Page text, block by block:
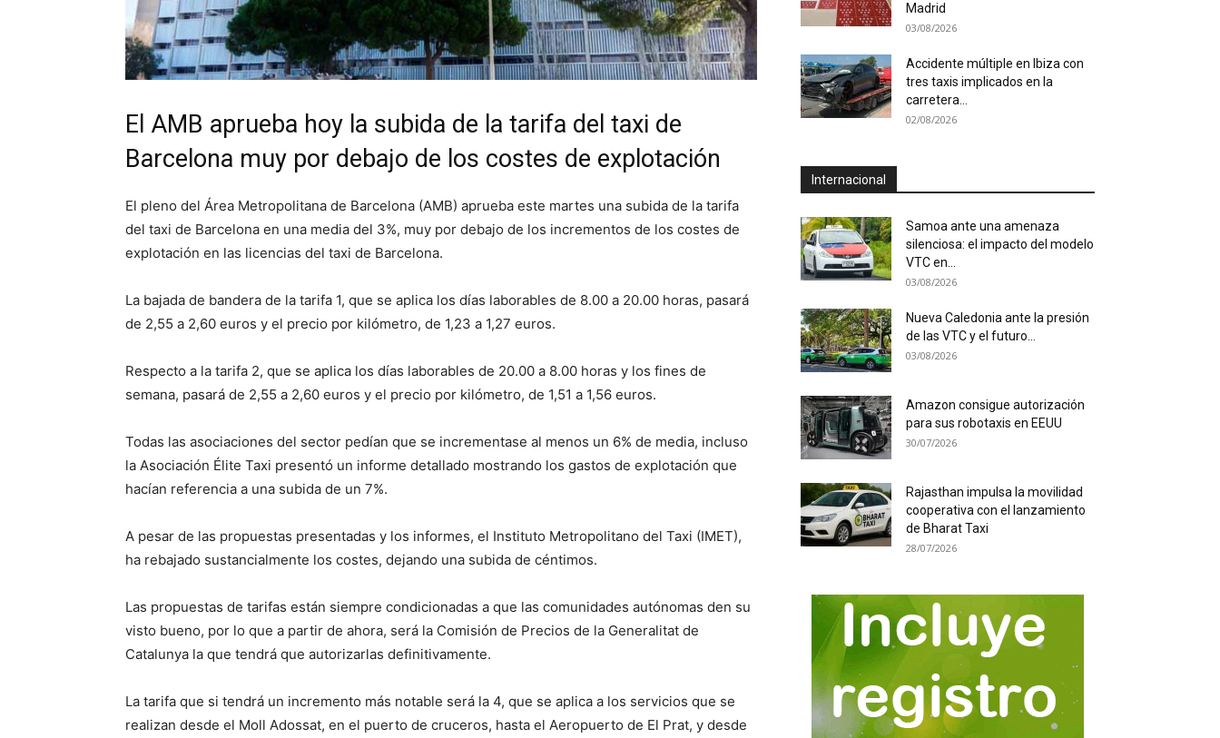
El AMB aprueba hoy la subida de la tarifa del taxi de
Barcelona muy por debajo de los costes de explotación
El pleno del Área Metropolitana de Barcelona (AMB) aprueba este martes una subida de la tarifa
del taxi de Barcelona en una media del 3%, muy por debajo de los incrementos de los costes de
explotación en las licencias del taxi de Barcelona.
La bajada de bandera de la tarifa 1, que se aplica los días laborables de 8.00 a 20.00 horas, pasará
de 2,55 a 2,60 euros y el precio por kilómetro, de 1,23 a 1,27 euros.
Respecto a la tarifa 2, que se aplica los días laborables de 20.00 a 8.00 horas y los fines de
semana, pasará de 2,55 a 2,60 euros y el precio por kilómetro, de 1,51 a 1,56 euros.
Todas las asociaciones del sector pedían que se incrementase al menos un 6% de media, incluso
la Asociación Élite Taxi presentó un informe detallado mostrando los gastos de explotación que
hacían referencia a una subida de un 7%.
A pesar de las propuestas presentadas y los informes, el Instituto Metropolitano del Taxi (IMET),
ha rebajado sustancialmente los costes, dejando una subida de céntimos.
Las propuestas de tarifas están siempre condicionadas a que las comunidades autónomas den su
visto bueno, por lo que a partir de ahora, será la Comisión de Precios de la Generalitat de
Catalunya la que tendrá que autorizarlas definitivamente.
La tarifa que si tendrá un incremento más notable será la 4, que se aplica a los servicios que se
realizan desde el Moll Adossat, en el puerto de cruceros, hasta el Aeropuerto de El Prat, y desde
Madrid
03/08/2026
Accidente múltiple en Ibiza con
tres taxis implicados en la
carretera...
02/08/2026
Internacional
Samoa ante una amenaza
silenciosa: el impacto del modelo
VTC en...
03/08/2026
Nueva Caledonia ante la presión
de las VTC y el futuro...
03/08/2026
Amazon consigue autorización
para sus robotaxis en EEUU
30/07/2026
Rajasthan impulsa la movilidad
cooperativa con el lanzamiento
de Bharat Taxi
28/07/2026